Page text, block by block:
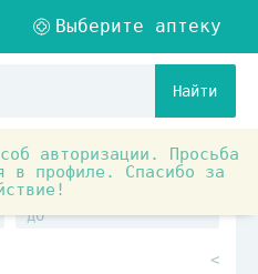
Найти
авторизации. Просьба
в профиле. Спасибо за